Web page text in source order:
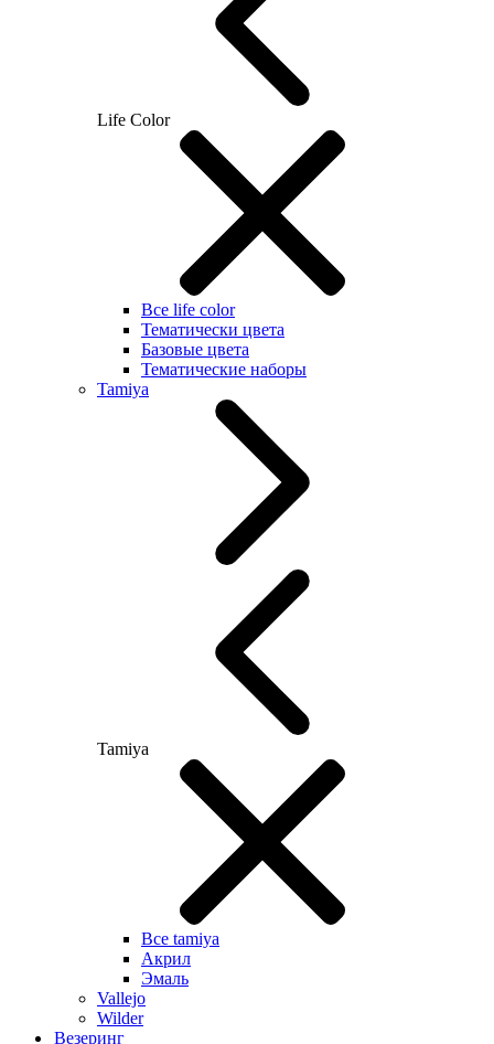
Life Color
Все life color
Тематически цвета
Базовые цвета
Тематические наборы
Tamiya
Tamiya
Все tamiya
Акрил
Эмаль
Vallejo
Wilder
Везеринг